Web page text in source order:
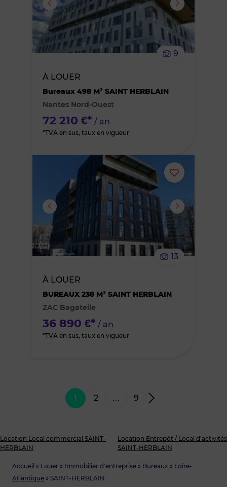
Accueil » Louer » Immobilier d'entreprise » Bureaux » Loire-
Atlantique » SAINT-HERBLAIN
supprimer
le
9
À LOUER
Bureaux 498 M² SAINT HERBLAIN
Nantes Nord-Ouest
72 210 €* / an
*TVA en sus, taux en vigueur
Ajouter
ou
supprimer
le
13
À LOUER
BUREAUX 238 M² SAINT HERBLAIN
ZAC Bagatelle
36 890 €* / an
*TVA en sus, taux en vigueur
1 2 … 9
Location Local commercial SAINT-
HERBLAIN
Location Entrepôt / Local d’activités
SAINT-HERBLAIN